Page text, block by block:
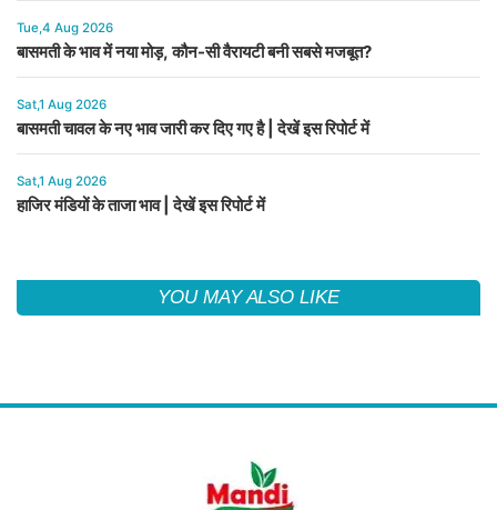
Tue,4 Aug 2026
बासमती के भाव में नया मोड़, कौन-सी वैरायटी बनी सबसे मजबूत?
Sat,1 Aug 2026
बासमती चावल के नए भाव जारी कर दिए गए है | देखें इस रिपोर्ट में
Sat,1 Aug 2026
हाजिर मंडियों के ताजा भाव | देखें इस रिपोर्ट में
YOU MAY ALSO LIKE